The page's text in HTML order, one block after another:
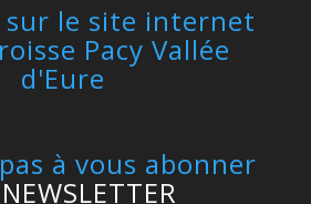
sur le site internet
Pacy Vallée
d'Eure
à vous abonner
NEWSLETTER